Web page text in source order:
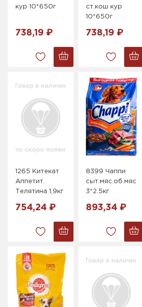
кур 10*650г
738,19 ₽
ст.кош кур
10*650г
738,19 ₽
1265 Китекат
Аппетит.
Телятина 1,9кг
754,24 ₽
8399 Чаппи
3*2.5кг
893,34 ₽